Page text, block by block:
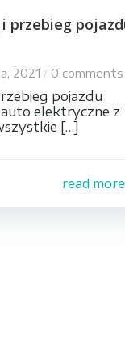
przebieg
2021 / 0 comments
pojazdu
elektryczne z
[…]
read more